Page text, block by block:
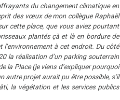
du changement climatique en
des vœux de mon collègue Raphaël
cette place, que vous aviez pourtant
plantés çà et là en bordure de
l’environnement à cet endroit. Du côté
la réalisation d’un parking souterrain
la Place (je viens d’expliquer pourquoi
autre projet aurait pu être possible, s’il
la végétation et les services publics